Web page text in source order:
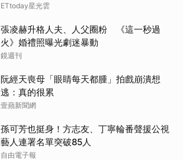
ETtoday星光雲
張凌赫升格人夫、人父圈粉 《這一秒過
火》婚禮照曝光劇迷暴動
鏡週刊
阮經天喪母「眼睛每天都腫」拍戲崩潰想
逃：真的很累
壹蘋新聞網
孫可芳也挺身！方志友、丁寧輪番聲援公視
藝人連署名單突破85人
自由電子報